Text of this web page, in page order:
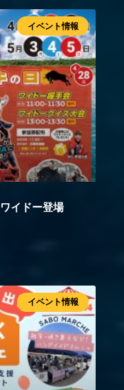
イベント情報
イドー登場
イベント情報